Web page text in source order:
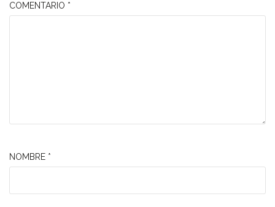
COMENTARIO *
NOMBRE *